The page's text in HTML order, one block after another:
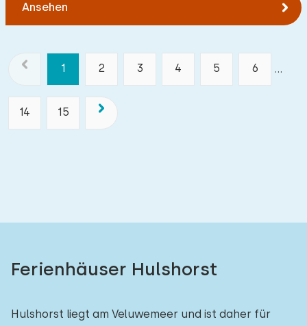
Ansehen
1 2 3 4 5 6 ...
14 15
Ferienhäuser Hulshorst
Hulshorst liegt am Veluwemeer und ist daher für